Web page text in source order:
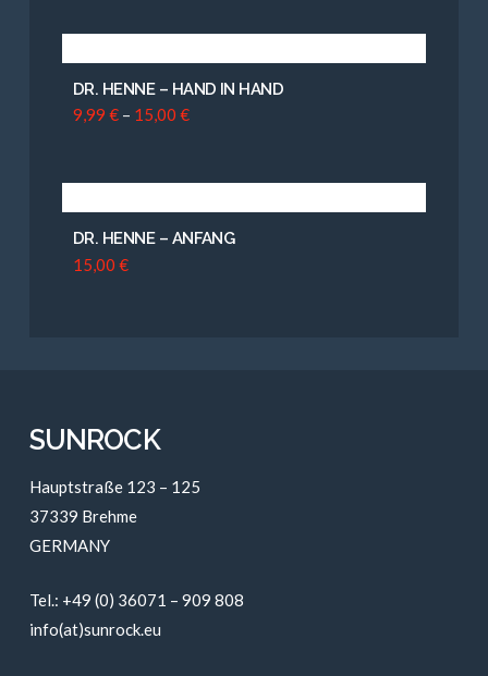
DR. HENNE – HAND IN HAND
9,99 €– 15,00 €
DR. HENNE – ANFANG
15,00 €
SUNROCK
Hauptstraße 123 – 125
37339 Brehme
GERMANY
Tel.: +49 (0) 36071 – 909 808
info(at)sunrock.eu